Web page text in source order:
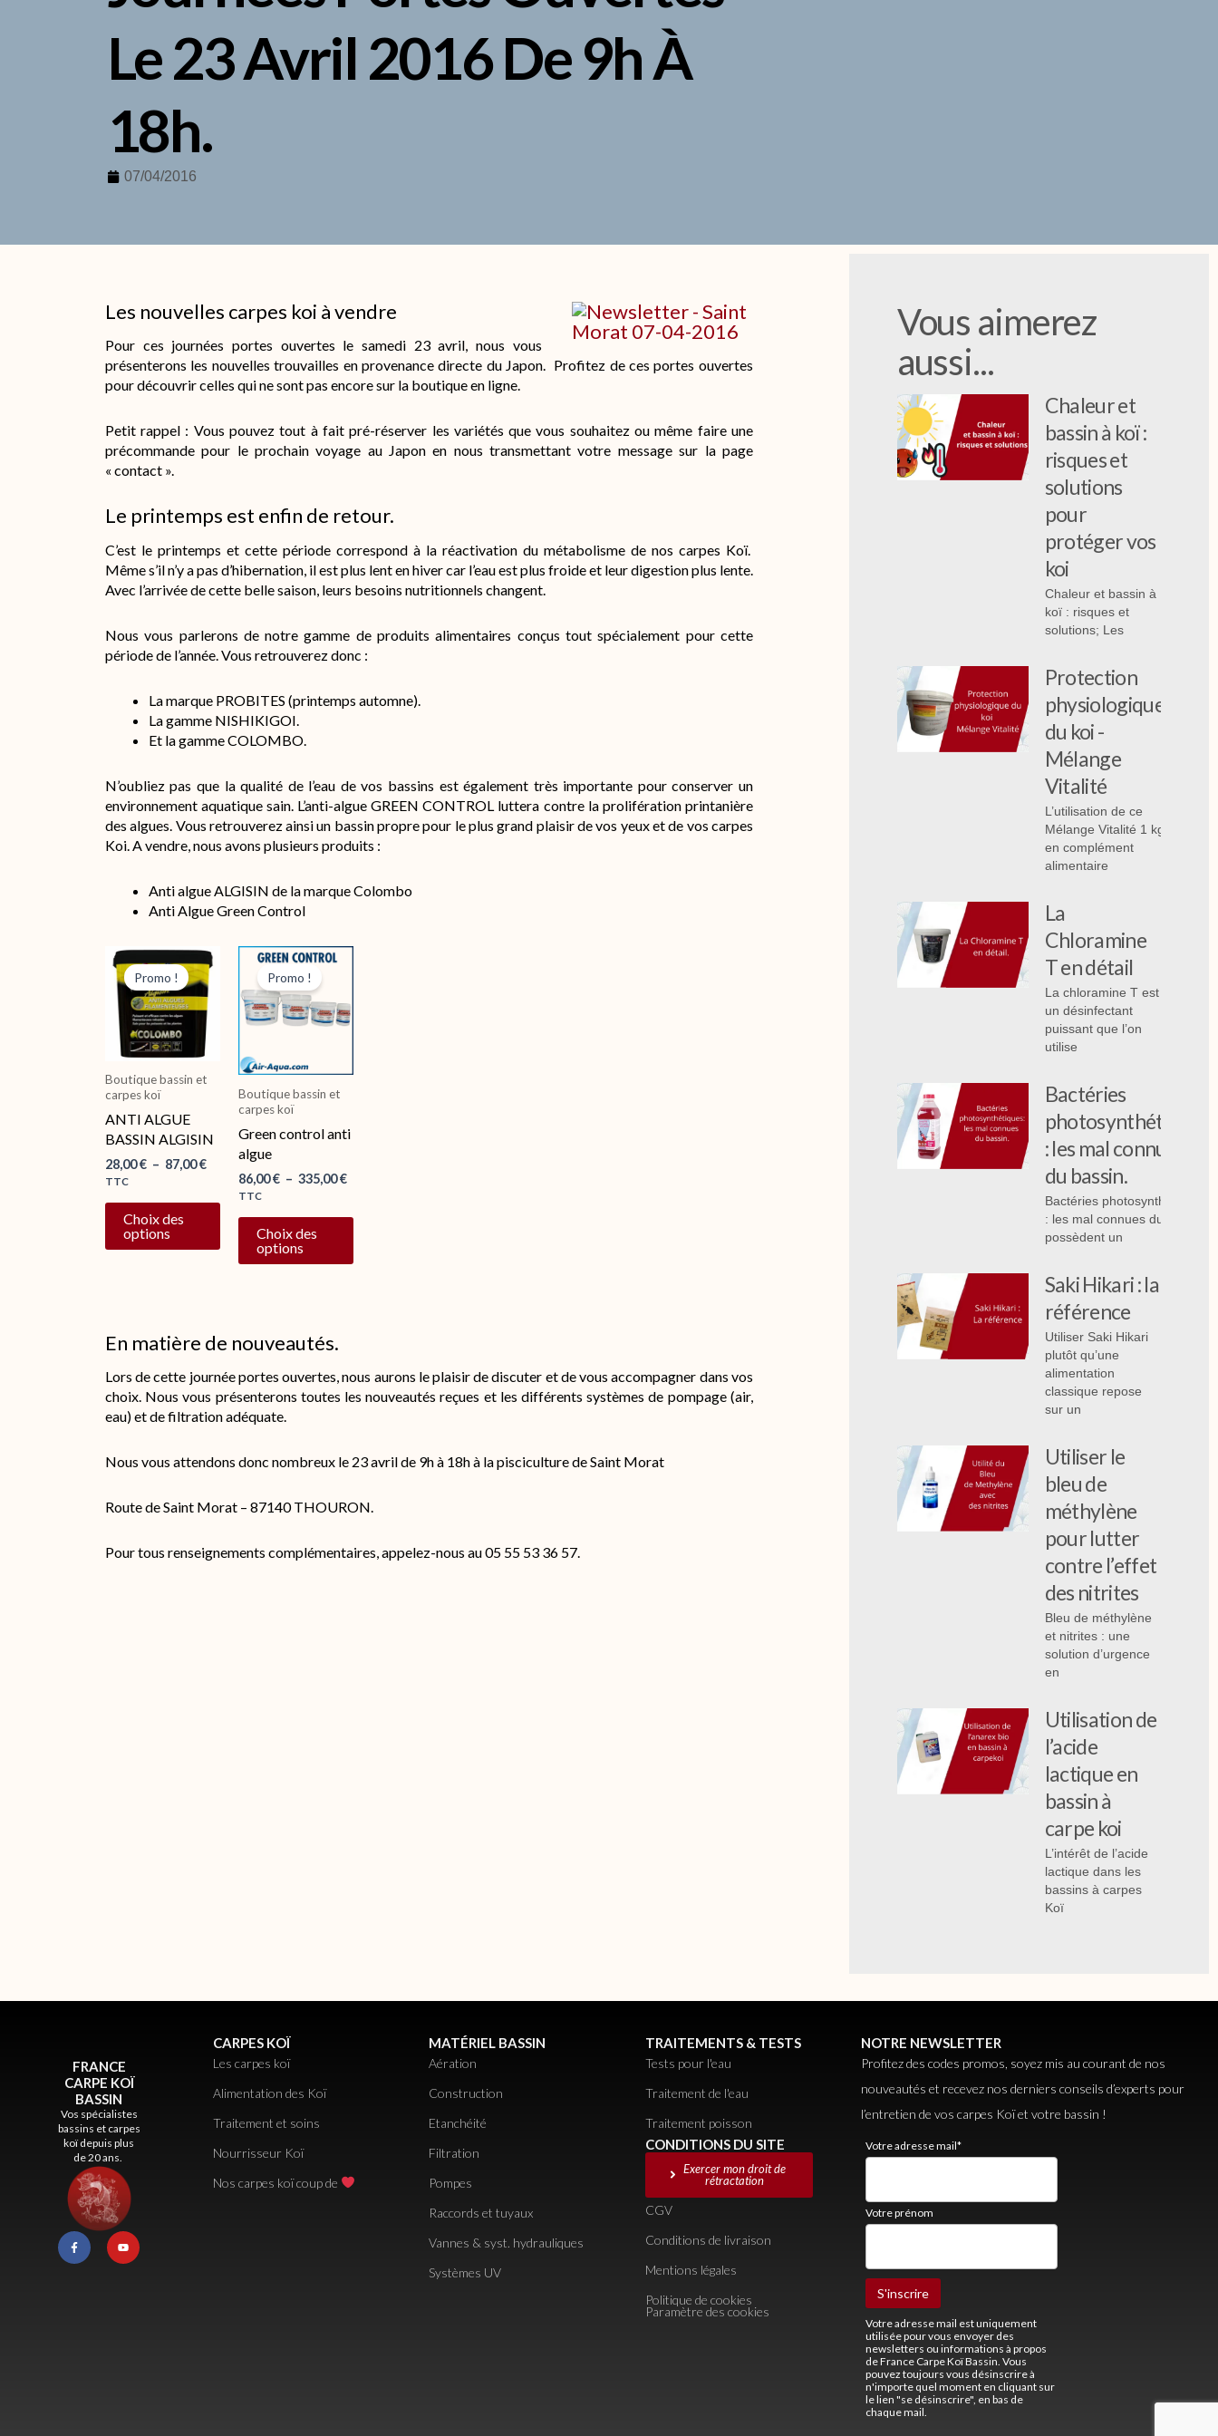
Le 23 Avril 2016 De 9h À
18h.
07/04/2016
Les nouvelles carpes koi à vendre
Pour ces journées portes ouvertes le samedi 23 avril, nous vous
présenterons les nouvelles trouvailles en provenance directe du Japon. Profitez de ces portes ouvertes
pour découvrir celles qui ne sont pas encore sur la boutique en ligne.
Petit rappel : Vous pouvez tout à fait pré-réserver les variétés que vous souhaitez ou même faire une
précommande pour le prochain voyage au Japon en nous transmettant votre message sur la page
« contact ».
Le printemps est enfin de retour.
C’est le printemps et cette période correspond à la réactivation du métabolisme de nos carpes Koï.
Même s’il n’y a pas d’hibernation, il est plus lent en hiver car l’eau est plus froide et leur digestion plus lente.
Avec l’arrivée de cette belle saison, leurs besoins nutritionnels changent.
Nous vous parlerons de notre gamme de produits alimentaires conçus tout spécialement pour cette
période de l’année. Vous retrouverez donc :
La marque PROBITES (printemps automne).
La gamme NISHIKIGOI.
Et la gamme COLOMBO.
N’oubliez pas que la qualité de l’eau de vos bassins est également très importante pour conserver un
environnement aquatique sain. L’anti-algue GREEN CONTROL luttera contre la prolifération printanière
des algues. Vous retrouverez ainsi un bassin propre pour le plus grand plaisir de vos yeux et de vos carpes
Koi. A vendre, nous avons plusieurs produits :
Anti algue ALGISIN de la marque Colombo
Anti Algue Green Control
Promo !
Boutique bassin et
carpes koï
ANTI ALGUE
BASSIN ALGISIN
28,00€ – 87,00€
Plage
de
prix :
28,00 €
à
87,00 €
TTC
Choix des
options
plusieurs
options
peuvent
être
choisies
page
produit
Promo !
Boutique bassin et
carpes koï
Green control anti
algue
86,00€ – 335,00€
Plage
86,00 €
à
TTC
Choix des
options
options
du
En matière de nouveautés.
Lors de cette journée portes ouvertes, nous aurons le plaisir de discuter et de vous accompagner dans vos
choix. Nous vous présenterons toutes les nouveautés reçues et les différents systèmes de pompage (air,
eau) et de filtration adéquate.
Nous vous attendons donc nombreux le 23 avril de 9h à 18h à la pisciculture de Saint Morat
Route de Saint Morat – 87140 THOURON.
Pour tous renseignements complémentaires, appelez-nous au 05 55 53 36 57.
Vous aimerez
aussi...
Chaleur et
bassin à koï :
risques et
solutions
pour
protéger vos
koi
Chaleur et bassin à
koï : risques et
solutions; Les
Protection
physiologique
du koi -
Mélange
Vitalité
L’utilisation de ce
Mélange Vitalité 1 kg
en complément
alimentaire
La
Chloramine
T en détail
La chloramine T est
un désinfectant
puissant que l’on
utilise
Bactéries
photosynthétiques
: les mal connues
du bassin.
Bactéries photosynthétiques
: les mal connues du bassin,
possèdent un
Saki Hikari : la
référence
Utiliser Saki Hikari
plutôt qu’une
alimentation
classique repose
sur un
Utiliser le
bleu de
méthylène
pour lutter
contre l’effet
des nitrites
Bleu de méthylène
et nitrites : une
solution d’urgence
en
Utilisation de
l’acide
lactique en
bassin à
carpe koi
L’intérêt de l’acide
lactique dans les
bassins à carpes
Koï
FRANCE
CARPE KOÏ
BASSIN
Vos spécialistes
bassins et carpes
koï depuis plus
de 20 ans.
F
a
c
e
Y
o
t
CARPES KOÏ
Les carpes koï
Alimentation des Koï
Traitement et soins
Nourrisseur Koï
Nos carpes koï coup de
MATÉRIEL BASSIN
Aération
Construction
Etanchéité
Filtration
Pompes
Raccords et tuyaux
Vannes & syst. hydrauliques
Systèmes UV
TRAITEMENTS & TESTS
Tests pour l'eau
Traitement de l'eau
Traitement poisson
CONDITIONS DU SITE
Exercer mon droit de
rétractation
CGV
Conditions de livraison
Mentions légales
Politique de cookies
Paramètre des cookies
NOTRE NEWSLETTER
Profitez des codes promos, soyez mis au courant de nos
nouveautés et recevez nos derniers conseils d’experts pour
l’entretien de vos carpes Koï et votre bassin !
Votre adresse mail*
Votre prénom
Votre adresse mail est uniquement
utilisée pour vous envoyer des
newsletters ou informations à propos
de France Carpe Koï Bassin. Vous
pouvez toujours vous désinscrire à
n'importe quel moment en cliquant sur
le lien "se désinscrire", en bas de
chaque mail.